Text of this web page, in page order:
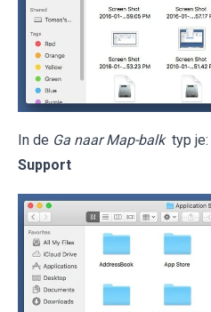
In de Ga naar Map-balk typ je:
Support